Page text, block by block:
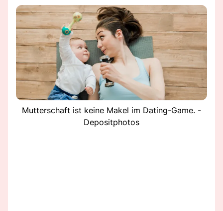
Mutterschaft ist keine Makel im Dating-Game. -
Depositphotos